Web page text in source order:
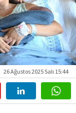
26 Ağustos 2025 Salı 15:44